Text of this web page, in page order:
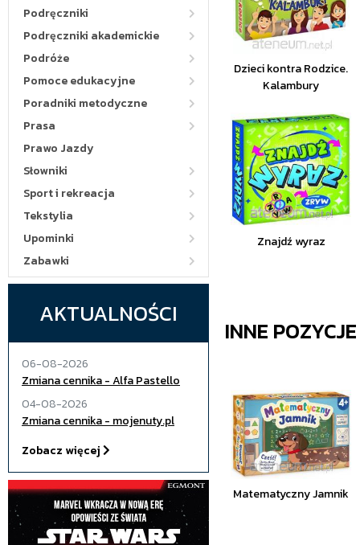
Podręczniki
Podręczniki akademickie
Podróże
Pomoce edukacyjne
Poradniki metodyczne
Prasa
Prawo Jazdy
Słowniki
Sport i rekreacja
Tekstylia
Upominki
Zabawki
AKTUALNOŚCI
06-08-2026
Zmiana cennika - Alfa Pastello
04-08-2026
Zmiana cennika - mojenuty.pl
Zobacz więcej
Dzieci kontra Rodzice.
Kalambury
Znajdź wyraz
INNE
Matematyczny Jamnik